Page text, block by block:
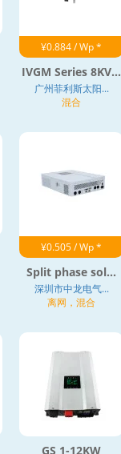
¥0.884 / Wp *
IVGM Series 8KV...
广州菲利斯太阳...
混合
¥0.505 / Wp *
Split phase sol...
深圳市中龙电气...
离网，混合
GS 1-12KW